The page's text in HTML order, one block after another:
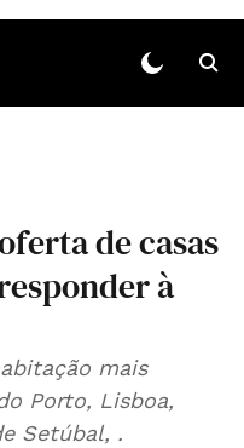
de casas
à
mais
Porto, Lisboa,
Setúbal, .